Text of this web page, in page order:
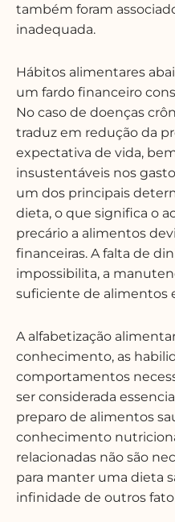
também foram
inadequada.
Hábitos alimentares
um fardo financeiro
No caso de doenças
traduz em redução da
expectativa de vida,
insustentáveis nos
um dos principais
dieta, o que significa o
precário a alimentos
financeiras. A falta de
impossibilita, a
suficiente de alimentos
A alfabetização
conhecimento, as
comportamentos
ser considerada
preparo de alimentos
conhecimento
relacionadas não são
para manter uma dieta
infinidade de outros